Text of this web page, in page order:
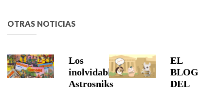
OTRAS NOTICIAS
Los
inolvidables
Astrosniks
EL
BLOG
DEL